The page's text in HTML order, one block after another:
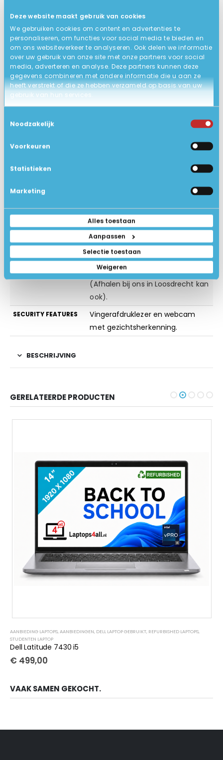
Deze website maakt gebruik van cookies
We gebruiken cookies om content en advertenties te
personaliseren, om functies voor social media te bieden en
om ons websiteverkeer te analyseren. Ook delen we informatie
over uw gebruik van onze site met onze partners voor social
media, adverteren en analyse. Deze partners kunnen deze
gegevens combineren met andere informatie die u aan ze
heeft verstrekt of die ze hebben verzameld op basis van uw
gebruik van hun services.
Noodzakelijk
Voorkeuren
Statistieken
Marketing
Alles toestaan
Aanpassen
Selectie toestaan
Weigeren
TOETSENBORD QWERTY/US backlit keyboard!
AFMETING 32 x 21 x 1.8 cm
ACCU
STATUS PRODUCT
Nieuw in doos
GARANTIE
GEWICHT IN KG
1.3kg
EXTRA SOFTWARE
VERPAKKINGSINHOUD
SCHERMTYPE
14 inch 1920 x 1200 IPS panel
400nits
TOUCHSCREEN Nee
VERZENDING
Op werkdagen voor 15:00u
besteld, dezelfde dag verstuurd
(Afhalen bij ons in Loosdrecht kan
ook).
SECURITY FEATURES
Vingerafdruklezer en webcam
met gezichtsherkenning.
BESCHRIJVING
GERELATEERDE PRODUCTEN
AANBIEDING LAPTOPS, AANBIEDINGEN, DELL LAPTOP GEBRUIKT, REFURBISHED LAPTOPS,
STUDENTEN LAPTOP
Dell Latitude 7430 i5
€ 499,00
VAAK SAMEN GEKOCHT.